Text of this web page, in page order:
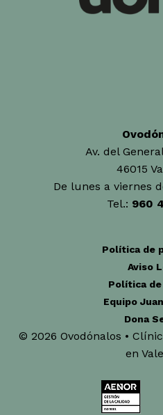
Av. del
46015
De lunes a viernes
Tel.: 960
Política de
Aviso
Política
Equipo
Dona
© 2026 Ovodónalos •
en